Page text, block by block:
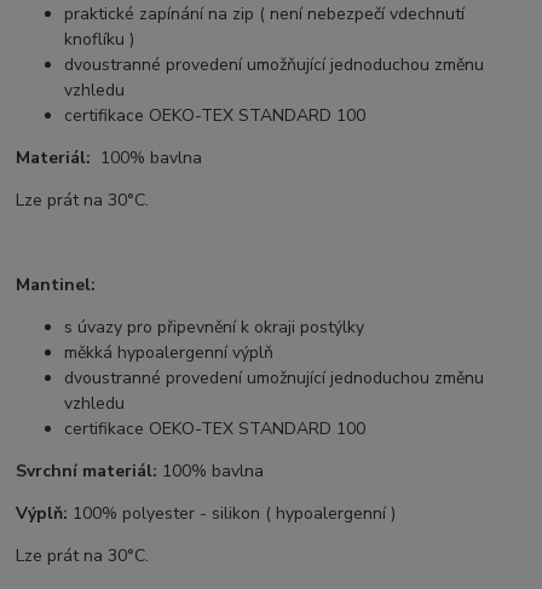
praktické zapínání na zip ( není nebezpečí vdechnutí
knoflíku )
dvoustranné provedení umožňující jednoduchou změnu
vzhledu
certifikace OEKO-TEX STANDARD 100
Materiál: 100% bavlna
Lze prát na 30°C.
Mantinel:
s úvazy pro připevnění k okraji postýlky
měkká hypoalergenní výplň
dvoustranné provedení umožnující jednoduchou změnu
vzhledu
certifikace OEKO-TEX STANDARD 100
Svrchní materiál: 100% bavlna
Výplň: 100% polyester - silikon ( hypoalergenní )
Lze prát na 30°C.